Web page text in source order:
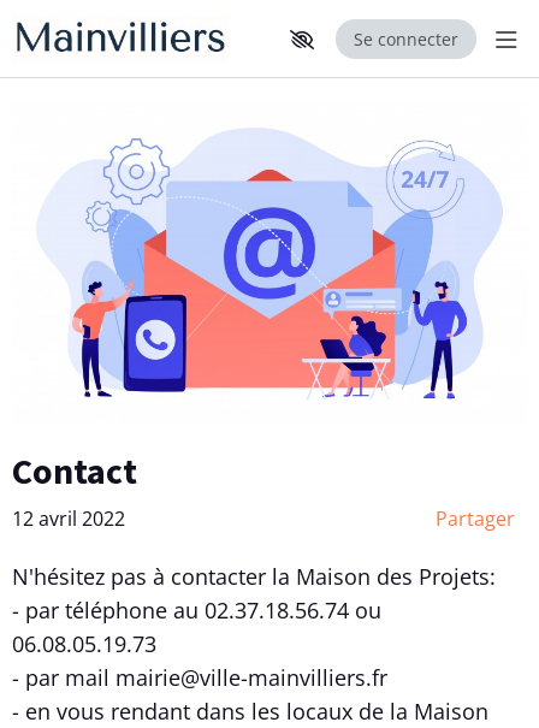
Se connecter
Contact
12 avril 2022 Partager
N'hésitez pas à contacter la Maison des Projets:
- par téléphone au 02.37.18.56.74 ou
06.08.05.19.73
- par mail mairie@ville-mainvilliers.fr
- en vous rendant dans les locaux de la Maison